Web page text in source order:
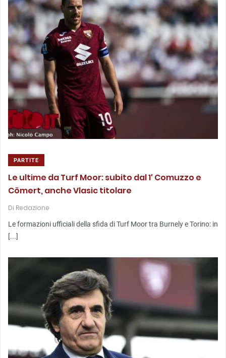
PARTITE
Le ultime da Turf Moor: subito dal 1′ Comuzzo e
Cömert, anche Vlasic titolare
Di Redazione
Le formazioni ufficiali della sfida di Turf Moor tra Burnely e Torino: in
[...]